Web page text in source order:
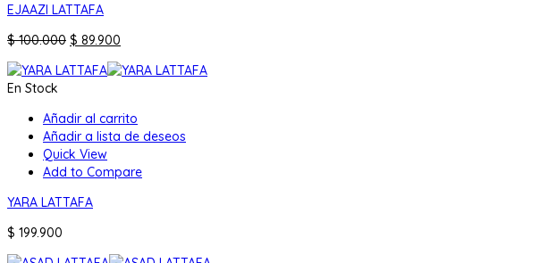
EJAAZI LATTAFA
$100.000 El
original
$ 100.000.
$ 89.900
actual
$ 89.900.
En Stock
Añadir al carrito
Añadir a lista de deseos
Quick View
Add to Compare
YARA LATTAFA
$ 199.900